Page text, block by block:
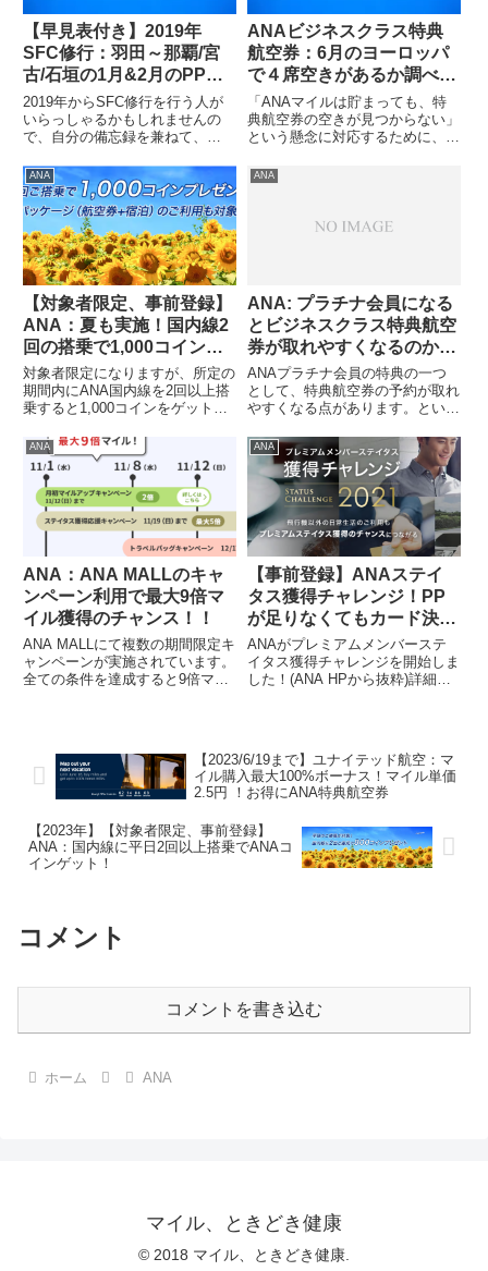
【早見表付き】2019年
SFC修行：羽田～那覇/宮
古/石垣の1月&2月のPP単
価を計算（スーパーバリュ
ー&プレミアム28）。那覇
路線は最安PP単価6.1円、
石垣路線は最安PP単価8.8
円
2019年からSFC修行を行う人が
いらっしゃるかもしれませんの
で、自分の備忘録を兼ねて、
古/石垣のプレミアムポイント
（PP）の単価をまとめた早見表
を作成しました。羽田～那覇スー
パーバリュースーパーバリュー...
ANAビジネスクラス特典
航空券：6月のヨーロッパ
で４席空きがあるか調べて
みたよ
「ANAマイルは貯まっても、特
典航空券の空きが見つからない」
という懸念に対応するために、ど
取れやすいのかという情報を得る
典航空券の直前枠の空き状況を
ANA
【対象者限定、事前登録】
ANA：夏も実施！国内線2
回の搭乗で1,000コインゲ
ット！
対象者限定になりますが、所定の
期間内にANA国内線を2回以上搭
乗すると1,000コインをゲットで
事前登録が必要ですので、お忘れ
なくキャンペーン期間2024年7月
1日（月）から2024年9月30日
（月）搭乗分...
ANA
ANA: プラチナ会員になる
とビジネスクラス特典航空
券が取れやすくなるのか、
人気の東京/ホノルル路線
で検証してみたよ
ANAプラチナ会員の特典の一つ
として、特典航空券の予約が取れ
やすくなる点があります。という
すくなるのか、人気の東京/ホノ
ルル間で検証してみました。結果
11/15～12/20までで空席の有無を
調べたところ、プラチ...
ANA
ANA：ANA MALLのキャ
ンペーン利用で最大9倍マ
イル獲得のチャンス！！
ANA MALLにて複数の期間限定キ
ャンペーンが実施されています。
全ての条件を達成すると9倍マイ
ビス利用数を増やしたい方はこの
キャンペーンを利用して...
ANA
【事前登録】ANAステイ
タス獲得チャレンジ！PP
が足りなくてもカード決済
等でプラチナ/ダイヤ！
ANAがプレミアムメンバーステ
イタス獲得チャレンジを開始しま
した！(ANA HPから抜粋)詳細は
2021年12月15日（水）23:59（日
本時間...
【2023/6/19まで】ユナイテッド航空：マ
イル購入最大100%ボーナス！マイル単価
2.5円 ！お得にANA特典航空券
【2023年】【対象者限定、事前登録】
ANA：国内線に平日2回以上搭乗でANAコ
インゲット！
コメント
コメントを書き込む
ホーム ANA
マイル、ときどき健康
© 2018 マイル、ときどき健康.